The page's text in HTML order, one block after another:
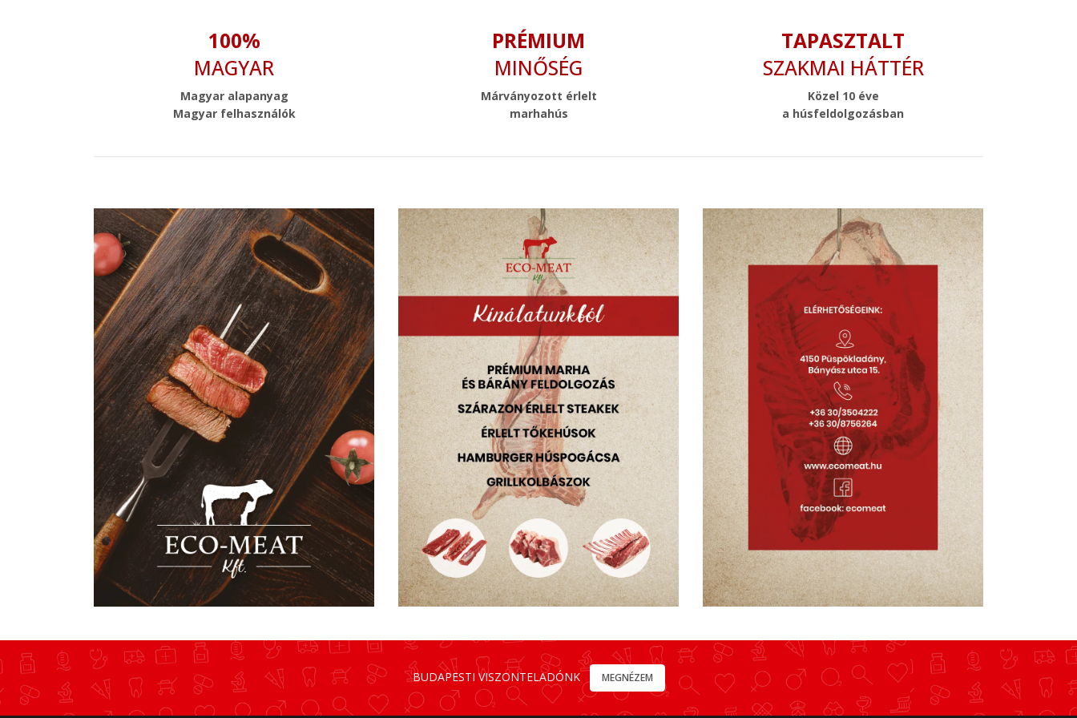
100%
MAGYAR
Magyar alapanyag
Magyar felhasználók
PRÉMIUM
MINŐSÉG
Márványozott érlelt
marhahús
TAPASZTALT
SZAKMAI HÁTTÉR
Közel 10 éve
a húsfeldolgozásban
BUDAPESTI VISZONTELADÓNK MEGNÉZEM